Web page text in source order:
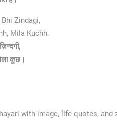
Zindagi,
Mila Kuchh.
कुछ।
with image, life quotes,